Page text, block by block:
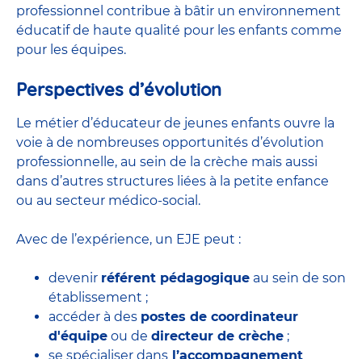
professionnel contribue à bâtir un environnement
éducatif de haute qualité pour les enfants comme
pour les équipes.
Perspectives d’évolution
Le métier d’éducateur de jeunes enfants ouvre la
voie à de nombreuses opportunités d’évolution
professionnelle, au sein de la crèche mais aussi
dans d’autres structures liées à la petite enfance
ou au secteur médico-social.
Avec de l’expérience, un EJE peut :
devenir référent pédagogique au sein de son
établissement ;
accéder à des postes de coordinateur
d'équipe ou de directeur de crèche ;
se spécialiser dans l’accompagnement